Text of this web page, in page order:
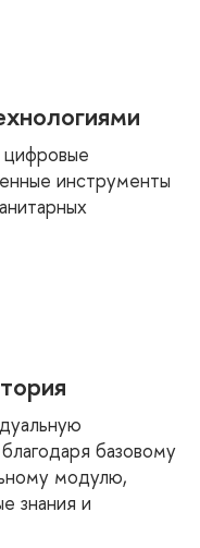
цифровые
инструменты
базовому
модулю,
знания и